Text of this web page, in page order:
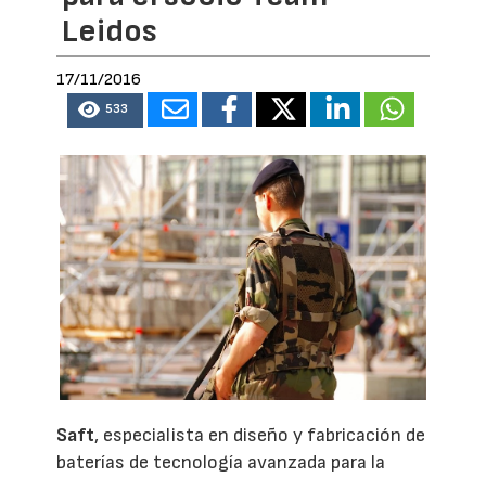
Leidos
17/11/2016
533
Saft, especialista en diseño y fabricación de
baterías de tecnología avanzada para la